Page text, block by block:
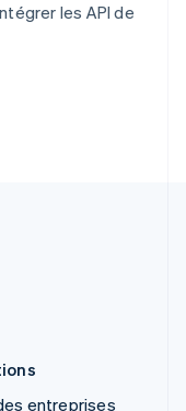
les API de
entreprises